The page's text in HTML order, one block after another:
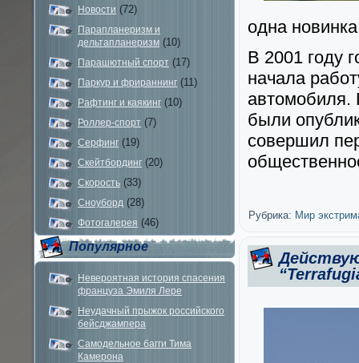
Новости (72)
Парапланеризм и
дельтапланеризм (10)
Парашютный спорт (17)
Паркур и фрираннинг (11)
Рафтинг и каякинг (10)
Роллер-спорт (7)
Серфинг (19)
Скейтбординг (20)
Скорость (33)
Сноуборд (28)
Фотогалерея (46)
Популярное
Невероятная история спасения
француза Эмиля Лере
Неудачный прыжок российского
бейсджампера
Самодельное багги Тима
Камерона
одна
В 2001 году
начала
автомобиля.
были
совершил
Рубрика: Мир